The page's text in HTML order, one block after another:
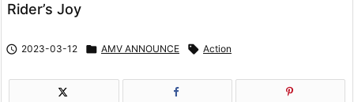
Rider’s Joy
 2023-03-12  AMV ANNOUNCE  Action